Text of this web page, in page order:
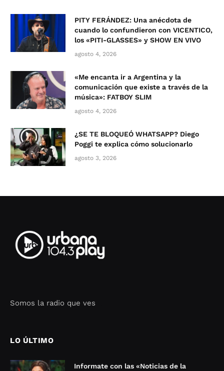
PITY FERÁNDEZ: Una anécdota de
cuando lo confundieron con VICENTICO,
los «PITI-GLASSES» y SHOW EN VIVO
agosto 4, 2026
«Me encanta ir a Argentina y la
comunicación que existe a través de la
música»: FATBOY SLIM
agosto 4, 2026
¿SE TE BLOQUEÓ WHATSAPP? Diego
Poggi te explica cómo solucionarlo
agosto 3, 2026
Somos la radio que ves
LO ÚLTIMO
Informate con las «Noticias de la